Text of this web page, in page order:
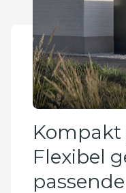
Kompakt
Flexibel